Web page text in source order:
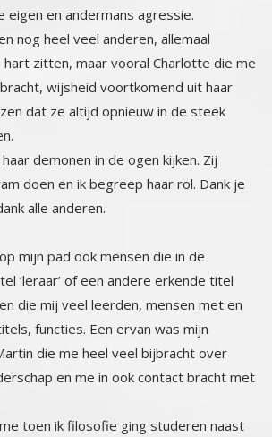
eigen en andermans agressie.
nog heel veel anderen, allemaal
hart zitten, maar vooral Charlotte die me
wijsheid voortkomend uit haar
dat ze altijd opnieuw in de steek
demonen in de ogen kijken. Zij
doen en ik begreep haar rol. Dank je
alle anderen.
mijn pad ook mensen die in de
‘leraar’ of een andere erkende titel
die mij veel leerden, mensen met en
functies. Een ervan was mijn
die me heel veel bijbracht over
en me in ook contact bracht met
toen ik filosofie ging studeren naast